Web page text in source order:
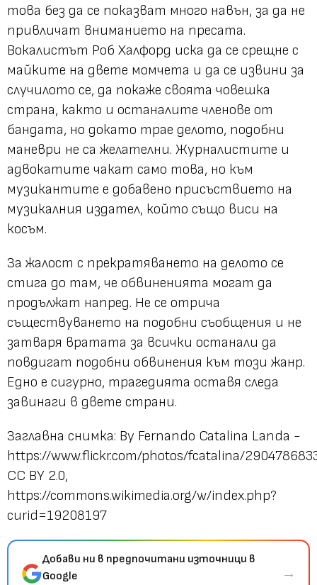
това без да се показват много навън, за да не
привличат вниманието на пресата.
Вокалистът Роб Халфорд иска да се срещне с
майките на двете момчета и да се извини за
случилото се, да покаже своята човешка
страна, както и останалите членове от
бандата, но докато трае делото, подобни
маневри не са желателни. Журналистите и
адвокатите чакат само това, но към
музикантите е добавено присъствието на
музикалния издател, който също виси на
косъм.
За жалост с прекратяването на делото се
стига до там, че обвиненията могат да
продължат напред. Не се отрича
съществуването на подобни съобщения и не
затваря вратата за всички останали да
повдигат подобни обвинения към този жанр.
Едно е сигурно, трагедията оставя следа
завинаги в двете страни.
Заглавна снимка: By Fernando Catalina Landa -
https://www.flickr.com/photos/fcatalina/
CC BY 2.0,
https://commons.wikimedia.org/w/index.php?
curid=19208197
Добави ни в предпочитани източници в
Google
→